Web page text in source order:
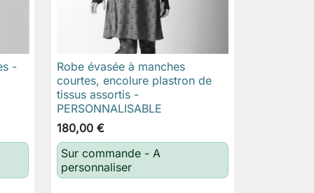
-
 Aperçu rapide
Robe évasée à manches
courtes, encolure plastron de
tissus assortis -
PERSONNALISABLE
180,00 €
Sur commande - A
personnaliser